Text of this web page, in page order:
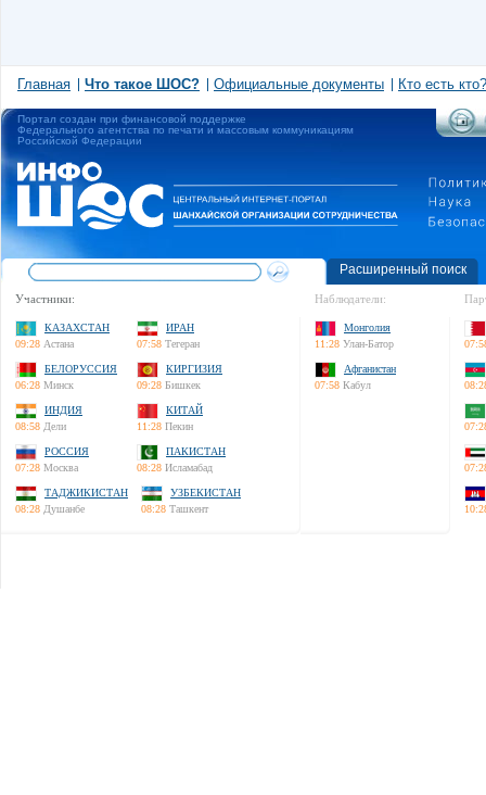
Главная Что такое ШОС? Официальные документы Кто есть кто?
Портал создан при финансовой поддержке
Федерального агентства по печати и массовым коммуникациям
Российской Федерации
Расширенный поиск
Участники:
КАЗАХСТАН
09:28 Астана
ИРАН
07:58 Тегеран
БЕЛОРУССИЯ
06:28 Минск
КИРГИЗИЯ
09:28 Бишкек
ИНДИЯ
08:58 Дели
КИТАЙ
11:28 Пекин
РОССИЯ
07:28 Москва
ПАКИСТАН
08:28 Исламабад
ТАДЖИКИСТАН
08:28 Душанбе
УЗБЕКИСТАН
08:28 Ташкент
Наблюдатели:
Монголия
11:28 Улан-Батор
Афганистан
07:58 Кабул